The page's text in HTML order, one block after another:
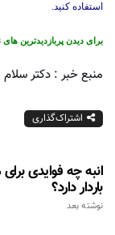
استفاده کنید.
برای دیدن پربازدیدترین
منبع خبر : دکتر سلام
اشتراک‌گذاری
انبه چه فوایدی برای
باردار دارد؟
نوشته بعد